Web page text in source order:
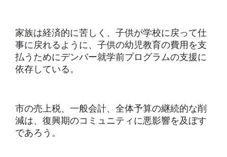
家族は経済的に苦しく、子供が学校に戻って仕
事に戻れるように、子供の幼児教育の費用を支
払うためにデンバー就学前プログラムの支援に
依存している。
市の売上税、一般会計、全体予算の継続的な削
減は、復興期のコミュニティに悪影響を及ぼす
であろう。